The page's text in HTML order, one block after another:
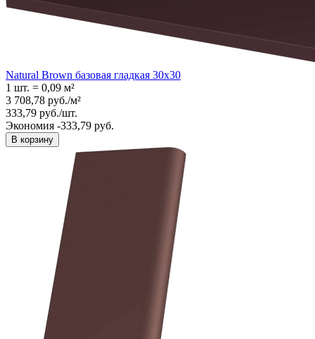
Natural Brown базовая гладкая 30x30
1 шт. = 0,09 м²
3 708,78 руб./м²
333,79 руб./шт.
Экономия -333,79 руб.
В корзину